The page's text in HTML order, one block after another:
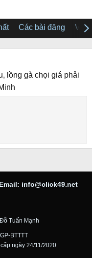
Các bài đăng Về
lồng gà chọi giá phải
Email: info@click49.net
Tuấn Mạnh
BTTTT
ngày 24/11/2020